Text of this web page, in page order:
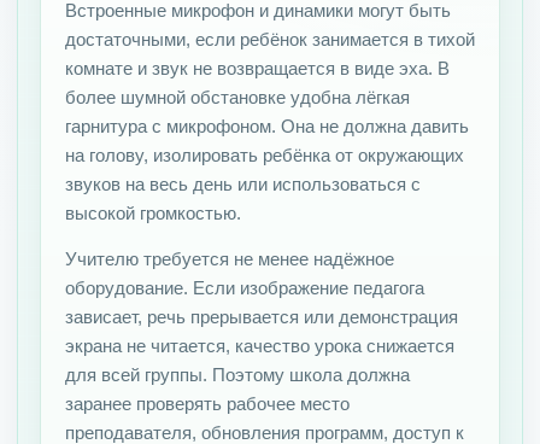
Встроенные микрофон и динамики могут быть
достаточными, если ребёнок занимается в тихой
комнате и звук не возвращается в виде эха. В
более шумной обстановке удобна лёгкая
гарнитура с микрофоном. Она не должна давить
на голову, изолировать ребёнка от окружающих
звуков на весь день или использоваться с
высокой громкостью.
Учителю требуется не менее надёжное
оборудование. Если изображение педагога
зависает, речь прерывается или демонстрация
экрана не читается, качество урока снижается
для всей группы. Поэтому школа должна
заранее проверять рабочее место
преподавателя, обновления программ, доступ к